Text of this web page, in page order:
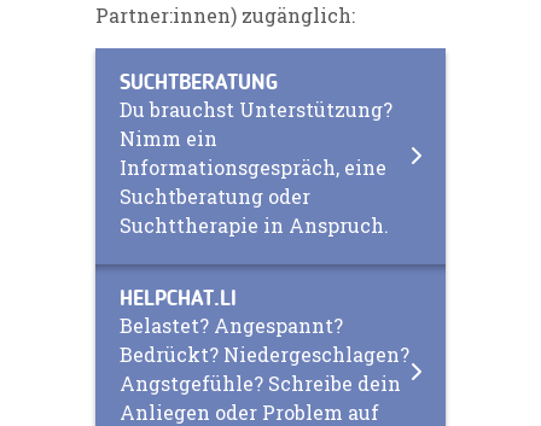
Partner:innen) zugänglich:
SUCHTBERATUNG
Du brauchst Unterstützung?
Nimm ein
Informationsgespräch, eine
Suchtberatung oder
Suchttherapie in Anspruch.
HELPCHAT.LI
Belastet? Angespannt?
Bedrückt? Niedergeschlagen?
Angstgefühle? Schreibe dein
Anliegen oder Problem auf